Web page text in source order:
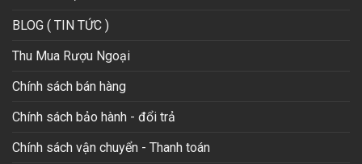
BLOG ( TIN TỨC )
Thu Mua Rượu Ngoại
Chính sách bán hàng
Chính sách bảo hành - đổi trả
Chính sách vận chuyển - Thanh toán